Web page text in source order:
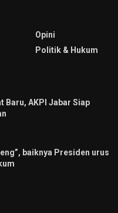
Opini
Politik & Hukum
Baru, AKPI Jabar Siap
baiknya Presiden urus